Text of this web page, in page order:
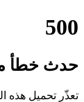
500
حدث خطأ
تعذّر تحميل هذه